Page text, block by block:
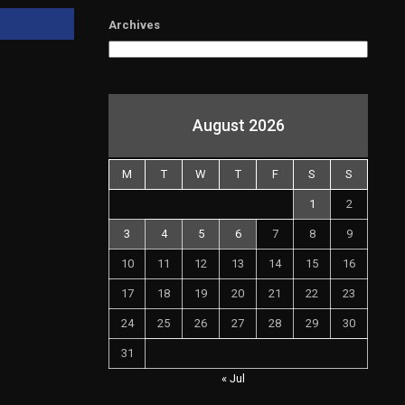
Archives
August 2026
M T W T F S S
1 2
3 4 5 6 7 8 9
10 11 12 13 14 15 16
17 18 19 20 21 22 23
24 25 26 27 28 29 30
31
« Jul